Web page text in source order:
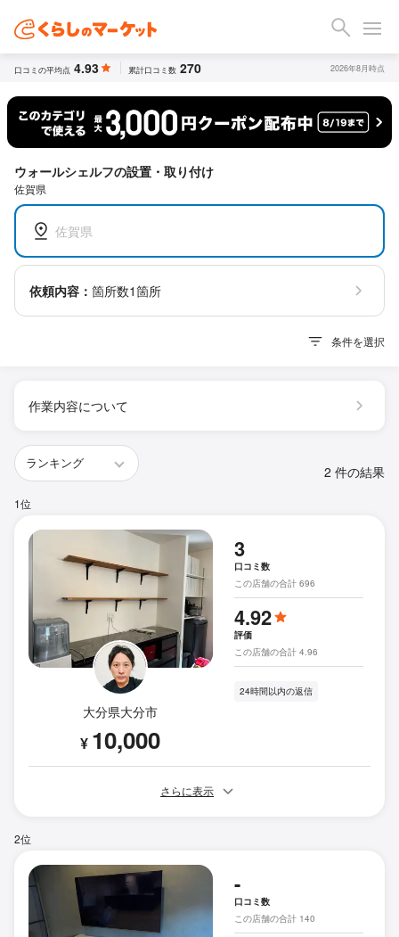
口コミの平均点 4.93 累計口コミ数 270 2026年8月時点
ウォールシェルフの設置・取り付け
佐賀県
佐賀県
依頼内容： 箇所数1箇所
条件を選択
作業内容について
2 件の結果
1位
大分県大分市
¥ 10,000
3
口コミ数
この店舗の合計 696
4.92
評価
この店舗の合計 4.96
24時間以内の返信
さらに表示
2位
-
口コミ数
この店舗の合計 140